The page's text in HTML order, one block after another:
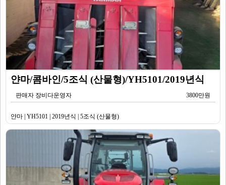
얀마/콤바인/5조식 (산물형)/YH5101/2019년식
판매자 장비다운영자 3800만원
얀마 | YH5101 | 2019년식 | 5조식 (산물형)